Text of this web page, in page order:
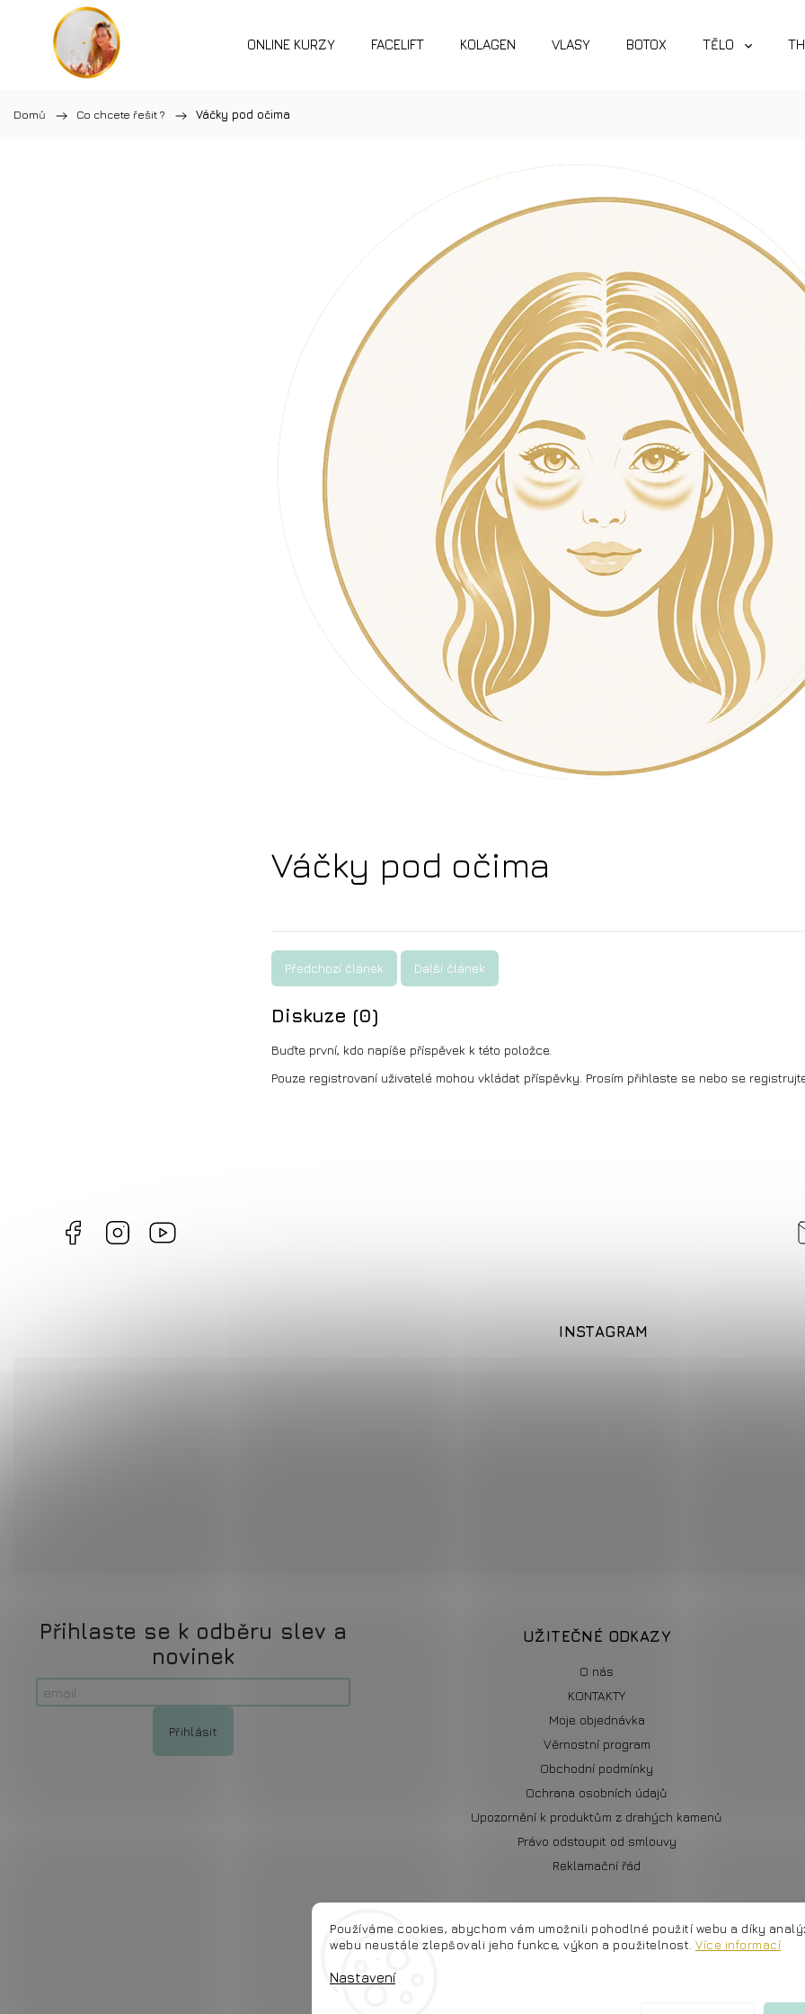
Používáme cookies, abychom vám umožnili pohodlné použití webu a díky
webu neustále zlepšovali jeho funkce, výkon a použitelnost. Více informací
Nastavení
ONLINE KURZY FACELIFT KOLAGEN VLASY BOTOX TĚLO
Domů / Co chcete řešit ? / Váčky pod očima
Váčky pod očima
Předchozí článek Další článek
Diskuze (0)
Buďte první, kdo napíše příspěvek k této položce.
Pouze registrovaní uživatelé mohou vkládat příspěvky. Prosím přihlaste se nebo se
Facebook Instagram
Přihlaste se k odběru slev a
novinek
UŽITEČNÉ ODKAZY
O nás
KONTAKTY
Moje objednávka
Věrnostní program
Obchodní podmínky
Ochrana osobních údajů
Upozornění k produktům z drahých kamenů
Právo odstoupit od smlouvy
Reklamační řád
INSTAGRAM
Copyright 2026 ETERNALS.cz. Všechna práva vyhrazena.